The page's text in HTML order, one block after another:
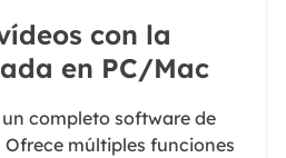
con la
en PC/Mac
un completo software de
múltiples funciones